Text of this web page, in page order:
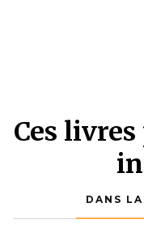
Ces
DANS